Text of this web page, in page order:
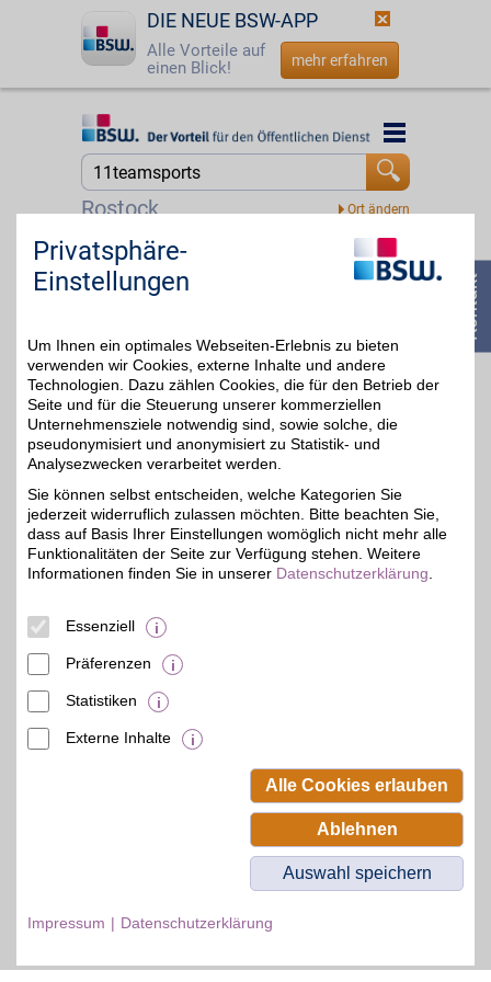
DIE NEUE BSW-APP
Alle Vorteile auf
einen Blick!
mehr erfahren
Startseite
Jetzt BSW-Mitglied werden
☎ 0800 - 279 25 82
Rostock
Startseite
Suche
BestChoice sport&hobby Gutschein
Zeit für Bewegung und
bis zu entspannten
Freizeitideen bietet dieser
Gutschein viele
Möglichkeiten für mehr
Abwechslung im Alltag.
Ideal, um Neues zu
entdecken. Mit BSW-
Vorteil sparen.
Zum Partnerprofil
Beamten-Selbsthilfewerk GmbH.
Alle Rechte vorbehalten.
Privatsphäre-
Einstellungen
Um Ihnen ein optimales Webseiten-Erlebnis zu bieten
verwenden wir Cookies, externe Inhalte und andere
Technologien. Dazu zählen Cookies, die für den Betrieb der
Seite und für die Steuerung unserer kommerziellen
Unternehmensziele notwendig sind, sowie solche, die
pseudonymisiert und anonymisiert zu Statistik- und
Analysezwecken verarbeitet werden.
Sie können selbst entscheiden, welche Kategorien Sie
jederzeit widerruflich zulassen möchten. Bitte beachten Sie,
dass auf Basis Ihrer Einstellungen womöglich nicht mehr alle
Funktionalitäten der Seite zur Verfügung stehen. Weitere
Informationen finden Sie in unserer Datenschutzerklärung
Essenziell
Präferenzen
Statistiken
Externe Inhalte
Alle Cookies erlauben
Ablehnen
Auswahl speichern
Impressum Datenschutzerklärung